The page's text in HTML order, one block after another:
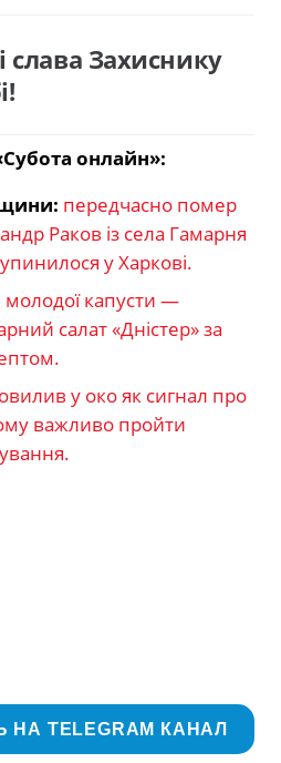
слава Захиснику
онлайн»:
передчасно помер
Раков із села Гамарня
у Харкові.
молодої капусти —
салат «Дністер» за
у око як сигнал про
важливо пройти
НА TELEGRAM КАНАЛ